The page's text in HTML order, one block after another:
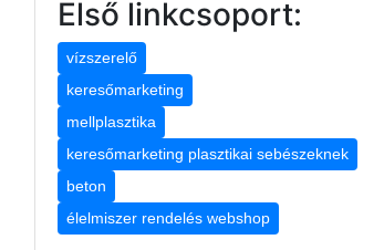
Első linkcsoport:
vízszerelő
keresőmarketing
mellplasztika
keresőmarketing plasztikai sebészeknek
beton
élelmiszer rendelés webshop